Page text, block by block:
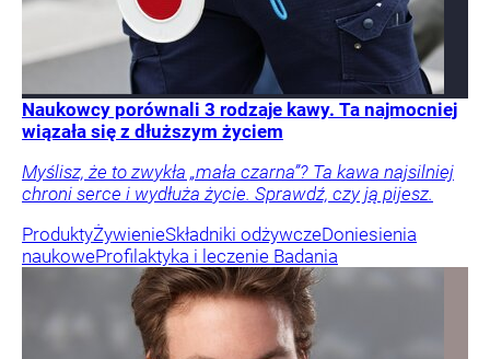
Naukowcy porównali 3 rodzaje kawy. Ta najmocniej
wiązała się z dłuższym życiem
Myślisz, że to zwykła „mała czarna”? Ta kawa najsilniej
chroni serce i wydłuża życie. Sprawdź, czy ją pijesz.
ProduktyŻywienieSkładniki odżywczeDoniesienia
naukoweProfilaktyka i leczenie Badania